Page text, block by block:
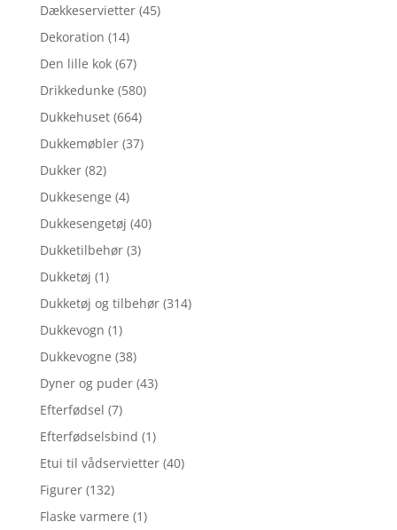
Dækkeservietter (45)
Dekoration (14)
Den lille kok (67)
Drikkedunke (580)
Dukkehuset (664)
Dukkemøbler (37)
Dukker (82)
Dukkesenge (4)
Dukkesengetøj (40)
Dukketilbehør (3)
Dukketøj (1)
Dukketøj og tilbehør (314)
Dukkevogn (1)
Dukkevogne (38)
Dyner og puder (43)
Efterfødsel (7)
Efterfødselsbind (1)
Etui til vådservietter (40)
Figurer (132)
Flaske varmere (1)